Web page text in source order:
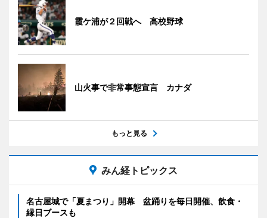
霞ケ浦が２回戦へ 高校野球
山火事で非常事態宣言 カナダ
もっと見る
みん経トピックス
名古屋城で「夏まつり」開幕 盆踊りを毎日開催、飲食・
縁日ブースも